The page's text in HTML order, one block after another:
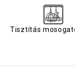
Tisztítás